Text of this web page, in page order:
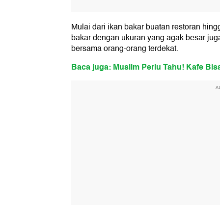
Mulai dari ikan bakar buatan restoran
bakar dengan ukuran yang agak besar
bersama orang-orang terdekat.
Baca juga: Muslim Perlu Tahu! Kafe